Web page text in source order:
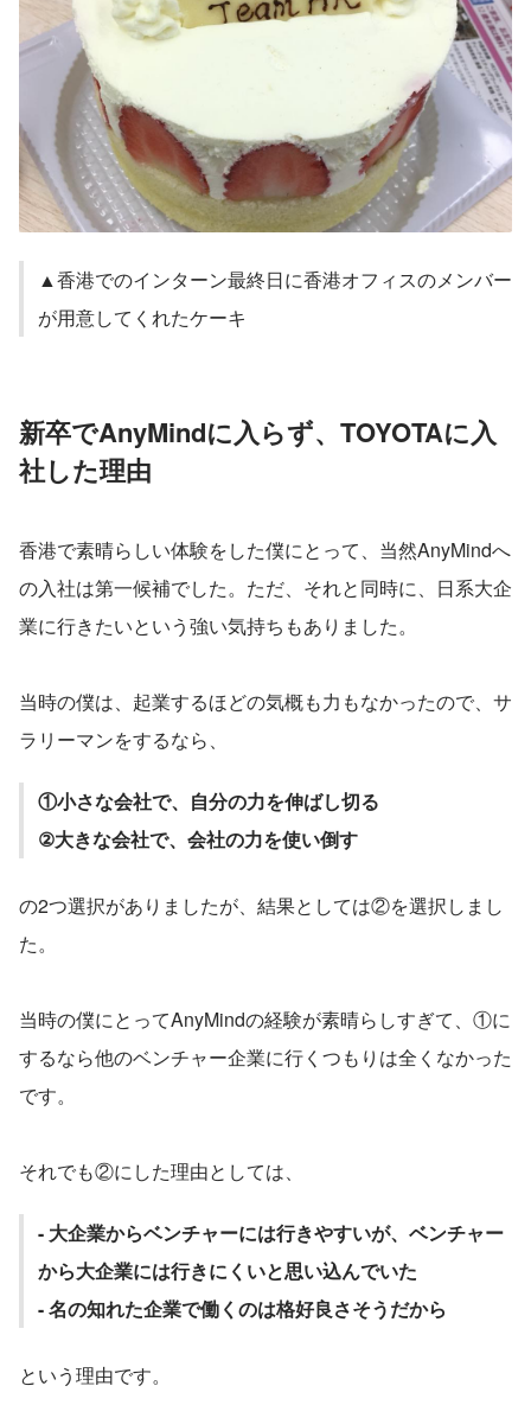
▲香港でのインターン最終日に香港オフィスのメンバー
が用意してくれたケーキ
新卒でAnyMindに入らず、TOYOTAに入
社した理由
香港で素晴らしい体験をした僕にとって、当然AnyMindへ
の入社は第一候補でした。ただ、それと同時に、日系大企
業に行きたいという強い気持ちもありました。
当時の僕は、起業するほどの気概も力もなかったので、サ
ラリーマンをするなら、
①小さな会社で、自分の力を伸ばし切る
②大きな会社で、会社の力を使い倒す
の2つ選択がありましたが、結果としては②を選択しまし
た。
当時の僕にとってAnyMindの経験が素晴らしすぎて、①に
するなら他のベンチャー企業に行くつもりは全くなかった
です。
それでも②にした理由としては、
- 大企業からベンチャーには行きやすいが、ベンチャー
から大企業には行きにくいと思い込んでいた
- 名の知れた企業で働くのは格好良さそうだから
という理由です。